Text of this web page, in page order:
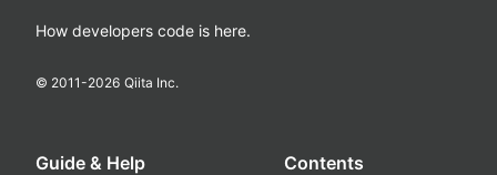
How developers code is here.
© 2011-2026 Qiita Inc.
Guide & Help Contents